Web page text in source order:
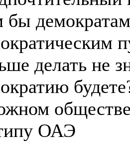
демократам
делать не
ОАЭ